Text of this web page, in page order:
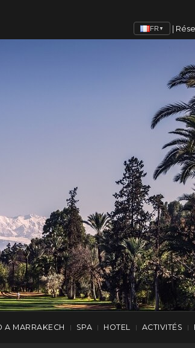
FR ▼ |
A MARRAKECH | SPA | HOTEL | ACTIVITÉS |